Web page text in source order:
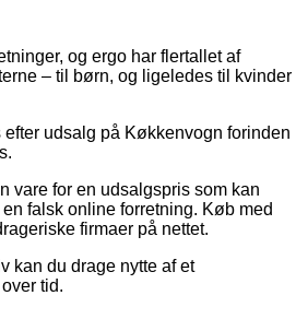
og ergo har flertallet af
– til børn, og ligeledes til kvinder
udsalg på Køkkenvogn forinden
vare for en udsalgspris som kan
falsk online forretning. Køb med
firmaer på nettet.
kan du drage nytte af et
tid.